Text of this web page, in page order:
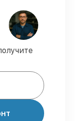
все
к установке